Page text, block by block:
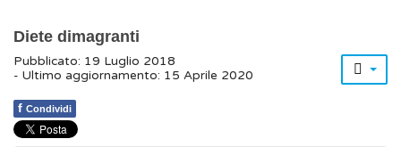
Diete dimagranti
Pubblicato: 19 Luglio 2018
- Ultimo aggiornamento: 15 Aprile 2020
f Condividi